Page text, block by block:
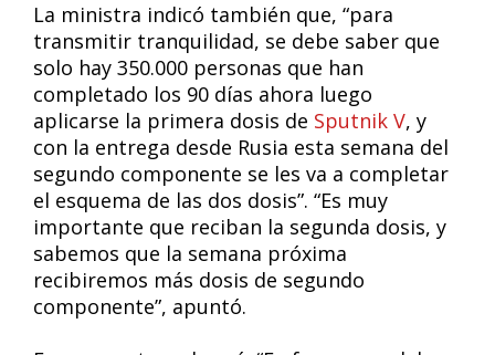
La ministra indicó también que, “para
transmitir tranquilidad, se debe saber que
solo hay 350.000 personas que han
completado los 90 días ahora luego
aplicarse la primera dosis de Sputnik V, y
con la entrega desde Rusia esta semana del
segundo componente se les va a completar
el esquema de las dos dosis”. “Es muy
importante que reciban la segunda dosis, y
sabemos que la semana próxima
recibiremos más dosis de segundo
componente”, apuntó.